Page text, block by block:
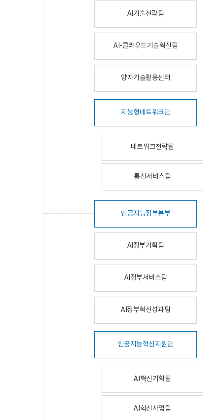
AI기술전략팀
AI-클라우드기술혁신팀
양자기술활용센터
지능형네트워크단
네트워크전략팀
통신서비스팀
인공지능정부본부
AI정부기획팀
AI정부서비스팀
AI정부혁신성과팀
인공지능혁신지원단
AI혁신기획팀
AI혁신사업팀